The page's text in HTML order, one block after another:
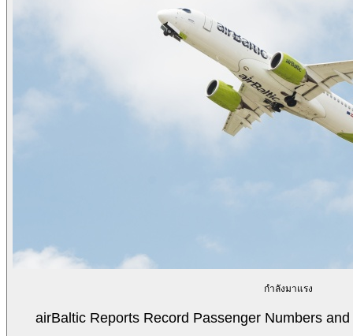
กำลังมาแรง
airBaltic Reports Record Passenger Numbers